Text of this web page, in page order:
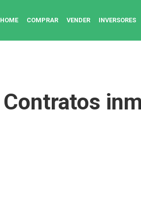
HOME COMPRAR VENDER INVERSORES
Contratos